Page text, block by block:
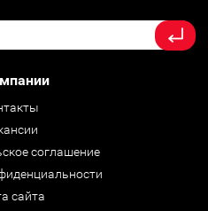
соглашение
сайта